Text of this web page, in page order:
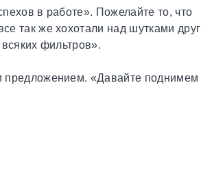
в работе». Пожелайте то, что
так же хохотали над шутками друг
фильтров».
предложением. «Давайте поднимем